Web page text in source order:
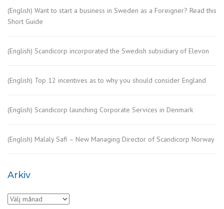
(English) Want to start a business in Sweden as a Foreigner? Read this
Short Guide
(English) Scandicorp incorporated the Swedish subsidiary of Elevon
(English) Top 12 incentives as to why you should consider England
(English) Scandicorp launching Corporate Services in Denmark
(English) Malaly Safi – New Managing Director of Scandicorp Norway
Arkiv
Arkiv